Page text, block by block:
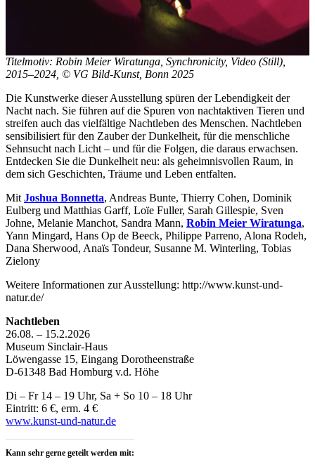
Titelmotiv: Robin Meier Wiratunga, Synchronicity, Video (Still),
2015–2024, © VG Bild-Kunst, Bonn 2025
Die Kunstwerke dieser Ausstellung spüren der Lebendigkeit der
Nacht nach. Sie führen auf die Spuren von nachtaktiven Tieren und
streifen auch das vielfältige Nachtleben des Menschen. Nachtleben
sensibilisiert für den Zauber der Dunkelheit, für die menschliche
Sehnsucht nach Licht – und für die Folgen, die daraus erwachsen.
Entdecken Sie die Dunkelheit neu: als geheimnisvollen Raum, in
dem sich Geschichten, Träume und Leben entfalten.
Mit Joshua Bonnetta, Andreas Bunte, Thierry Cohen, Dominik
Eulberg und Matthias Garff, Loïe Fuller, Sarah Gillespie, Sven
Johne, Melanie Manchot, Sandra Mann, Robin Meier Wiratunga,
Yann Mingard, Hans Op de Beeck, Philippe Parreno, Alona Rodeh,
Dana Sherwood, Anaïs Tondeur, Susanne M. Winterling, Tobias
Zielony
Weitere Informationen zur Ausstellung: http://www.kunst-und-
natur.de/
Nachtleben
26.08. – 15.2.2026
Museum Sinclair-Haus
Löwengasse 15, Eingang Dorotheenstraße
D-61348 Bad Homburg v.d. Höhe
Di – Fr 14 – 19 Uhr, Sa + So 10 – 18 Uhr
Eintritt: 6 €, erm. 4 €
www.kunst-und-natur.de
Kann sehr gerne geteilt werden mit: